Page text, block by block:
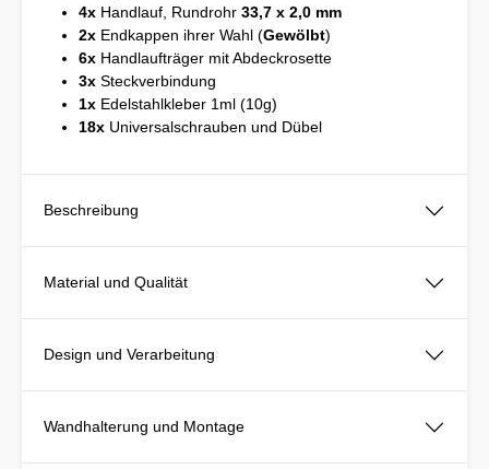
4x Handlauf, Rundrohr 33,7 x 2,0 mm
2x Endkappen ihrer Wahl (Gewölbt)
6x Handlaufträger mit Abdeckrosette
3x Steckverbindung
1x Edelstahlkleber 1ml (10g)
18x Universalschrauben und Dübel
Beschreibung
Material und Qualität
Design und Verarbeitung
Wandhalterung und Montage